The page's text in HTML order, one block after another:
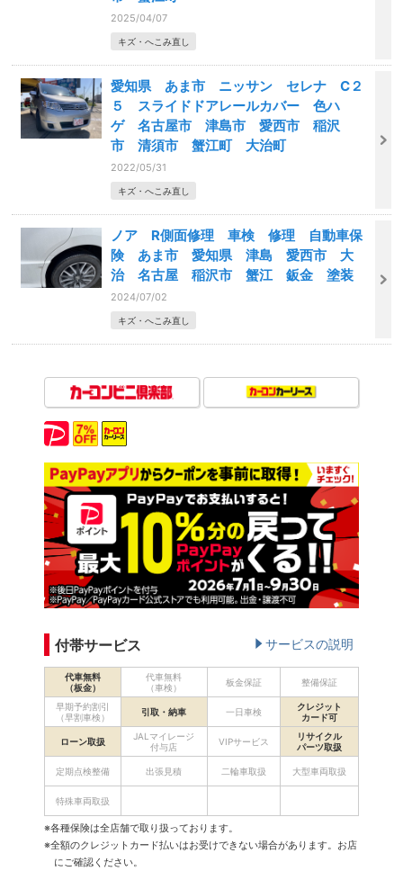
2025/04/07
キズ・へこみ直し
愛知県 あま市 ニッサン セレナ C２
５ スライドドアレールカバー 色ハ
ゲ 名古屋市 津島市 愛西市 稲沢
市 清須市 蟹江町 大治町
2022/05/31
キズ・へこみ直し
ノア R側面修理 車検 修理 自動車保
険 あま市 愛知県 津島 愛西市 大
治 名古屋 稲沢市 蟹江 鈑金 塗装
2024/07/02
キズ・へこみ直し
付帯サービス サービスの説明
代車無料
（板金）
代車無料
（車検）
板金保証 整備保証
早期予約割引
（早割車検）
引取・納車 一日車検
クレジット
カード可
ローン取扱
JALマイレージ
付与店
VIPサービス
リサイクル
パーツ取扱
定期点検整備 出張見積 二輪車取扱 大型車両取扱
特殊車両取扱
※各種保険は全店舗で取り扱っております。
※全額のクレジットカード払いはお受けできない場合があります。お店
にご確認ください。